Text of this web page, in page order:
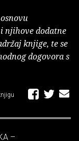
njihove dodatne
knjige, te se
dogovora s
–